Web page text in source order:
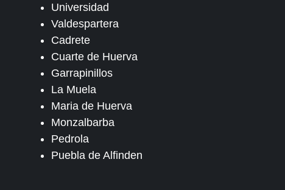
Universidad
Valdespartera
Cadrete
Cuarte de Huerva
Garrapinillos
La Muela
Maria de Huerva
Monzalbarba
Pedrola
Puebla de Alfinden